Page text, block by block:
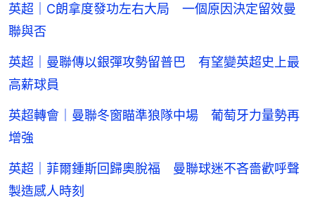
英超｜C朗拿度發功左右大局 一個原因決定留效曼
聯與否
英超｜曼聯傳以銀彈攻勢留普巴 有望變英超史上最
高薪球員
英超轉會｜曼聯冬窗瞄準狼隊中場 葡萄牙力量勢再
增強
英超｜菲爾鍾斯回歸奧脫福 曼聯球迷不吝嗇歡呼聲
製造感人時刻